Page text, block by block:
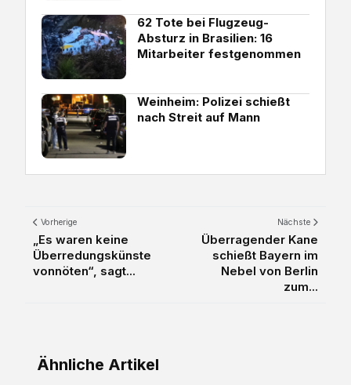
62 Tote bei Flugzeug-
Absturz in Brasilien: 16
Mitarbeiter festgenommen
Weinheim: Polizei schießt
nach Streit auf Mann
Vorherige
„Es waren keine
Überredungskünste
vonnöten“, sagt...
Nächste
Überragender Kane
schießt Bayern im
Nebel von Berlin
zum...
Ähnliche Artikel